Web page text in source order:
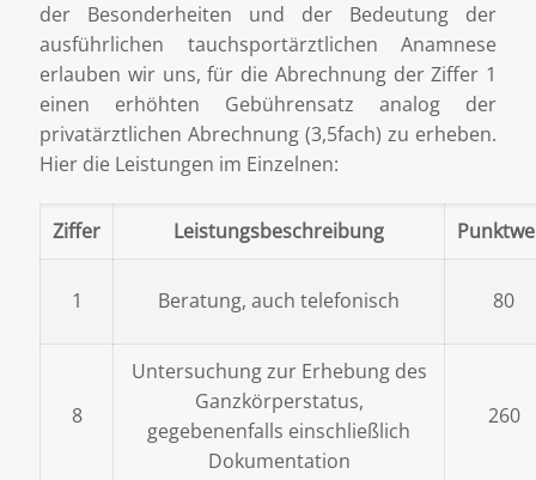
der Besonderheiten und der Bedeutung der
ausführlichen tauchsportärztlichen Anamnese
erlauben wir uns, für die Abrechnung der Ziffer 1
einen erhöhten Gebührensatz analog der
privatärztlichen Abrechnung (3,5fach) zu erheben.
Hier die Leistungen im Einzelnen:
Ziffer Leistungsbeschreibung
1 Beratung, auch telefonisch 80
8
Untersuchung zur Erhebung des
Ganzkörperstatus,
gegebenenfalls einschließlich
Dokumentation
260